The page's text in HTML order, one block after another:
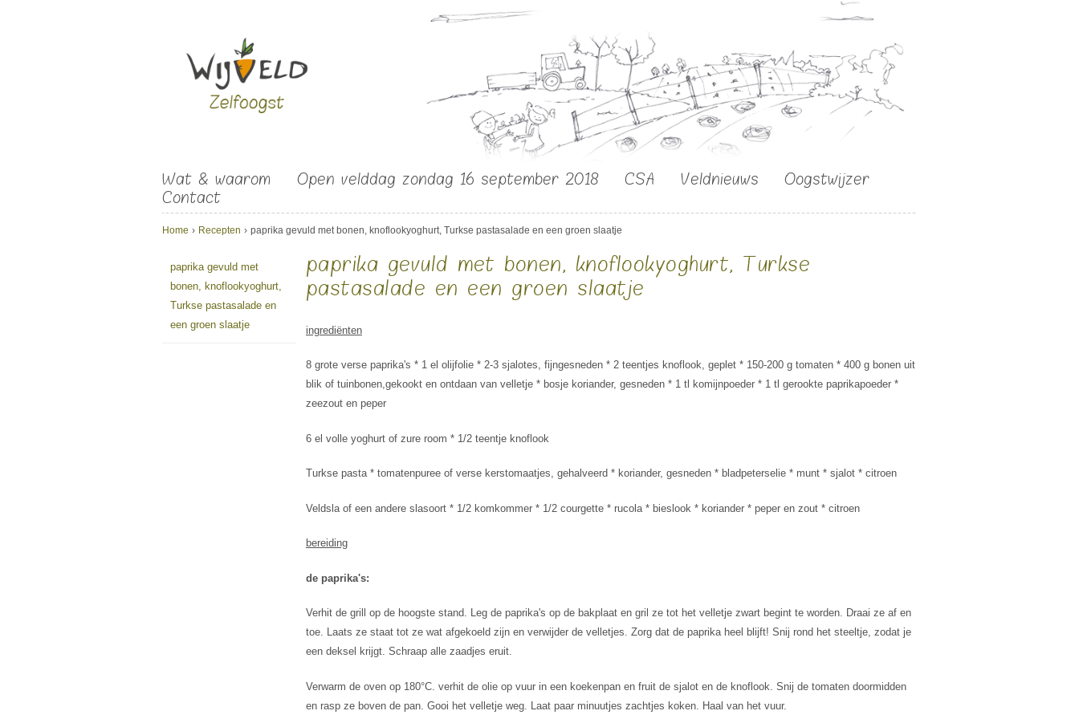
Wat & waarom Open velddag zondag 16 september 2018 CSA Veldnieuws
Oogstwijzer
Contact
U bent hier
Home › Recepten › paprika gevuld met bonen, knoflookyoghurt, Turkse pastasalade en een groen slaatje
paprika gevuld met
bonen, knoflookyoghurt,
Turkse pastasalade en
een groen slaatje
paprika gevuld met bonen, knoflookyoghurt, Turkse
pastasalade en een groen slaatje
ingrediënten
8 grote verse paprika's * 1 el olijfolie * 2-3 sjalotes, fijngesneden * 2 teentjes knoflook, geplet * 150-200 g tomaten * 400 g bonen uit
blik of tuinbonen,gekookt en ontdaan van velletje * bosje koriander, gesneden * 1 tl komijnpoeder * 1 tl gerookte paprikapoeder *
zeezout en peper
6 el volle yoghurt of zure room * 1/2 teentje knoflook
Turkse pasta * tomatenpuree of verse kerstomaatjes, gehalveerd * koriander, gesneden * bladpeterselie * munt * sjalot * citroen
Veldsla of een andere slasoort * 1/2 komkommer * 1/2 courgette * rucola * bieslook * koriander * peper en zout * citroen
bereiding
de paprika's:
Verhit de grill op de hoogste stand. Leg de paprika's op de bakplaat en gril ze tot het velletje zwart begint te worden. Draai ze af en
toe. Laats ze staat tot ze wat afgekoeld zijn en verwijder de velletjes. Zorg dat de paprika heel blijft! Snij rond het steeltje, zodat je
een deksel krijgt. Schraap alle zaadjes eruit.
Verwarm de oven op 180°C. verhit de olie op vuur in een koekenpan en fruit de sjalot en de knoflook. Snij de tomaten doormidden
en rasp ze boven de pan. Gooi het velletje weg. Laat paar minuutjes zachtjes koken. Haal van het vuur.